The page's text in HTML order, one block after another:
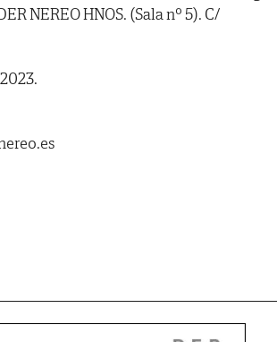
NEREO HNOS. (Sala nº 5). C/